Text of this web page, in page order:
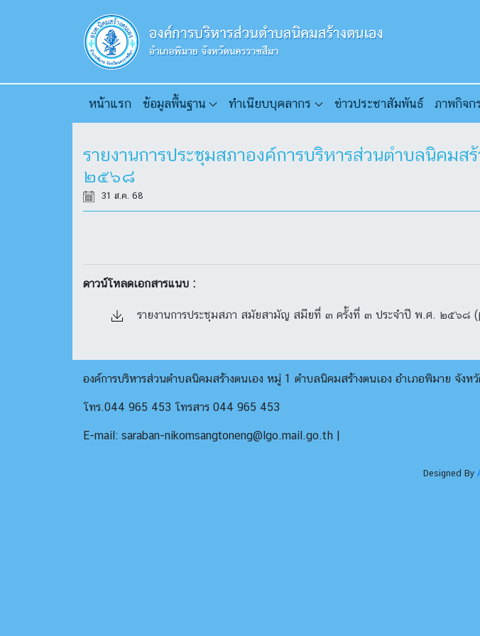
หน้าแรก ข้อมูลพื้นฐาน ทำเนียบบุคลากร ข่าวประชาสัมพันธ์ ภาพกิจก
รายงานการประชุมสภาองค์การบริหารส่วนตำบลนิค
๒๕๖๘
31 ส.ค. 68
ดาวน์โหลดเอกสารแนบ :
รายงานการประชุมสภา สมัยสามัญ สมียที่ ๓ ครั้งที่ ๓ ประจำปี พ.ศ. ๒๕๖๘
องค์การบริหารส่วนตำบลนิคมสร้างตนเอง หมู่ 1 ตำบลนิคมสร้างตนเอง อำเภอพิมาย จังห
โทร.044 965 453 โทรสาร 044 965 453
E-mail: saraban-nikomsangtoneng@lgo.mail.go.th |
Designed By